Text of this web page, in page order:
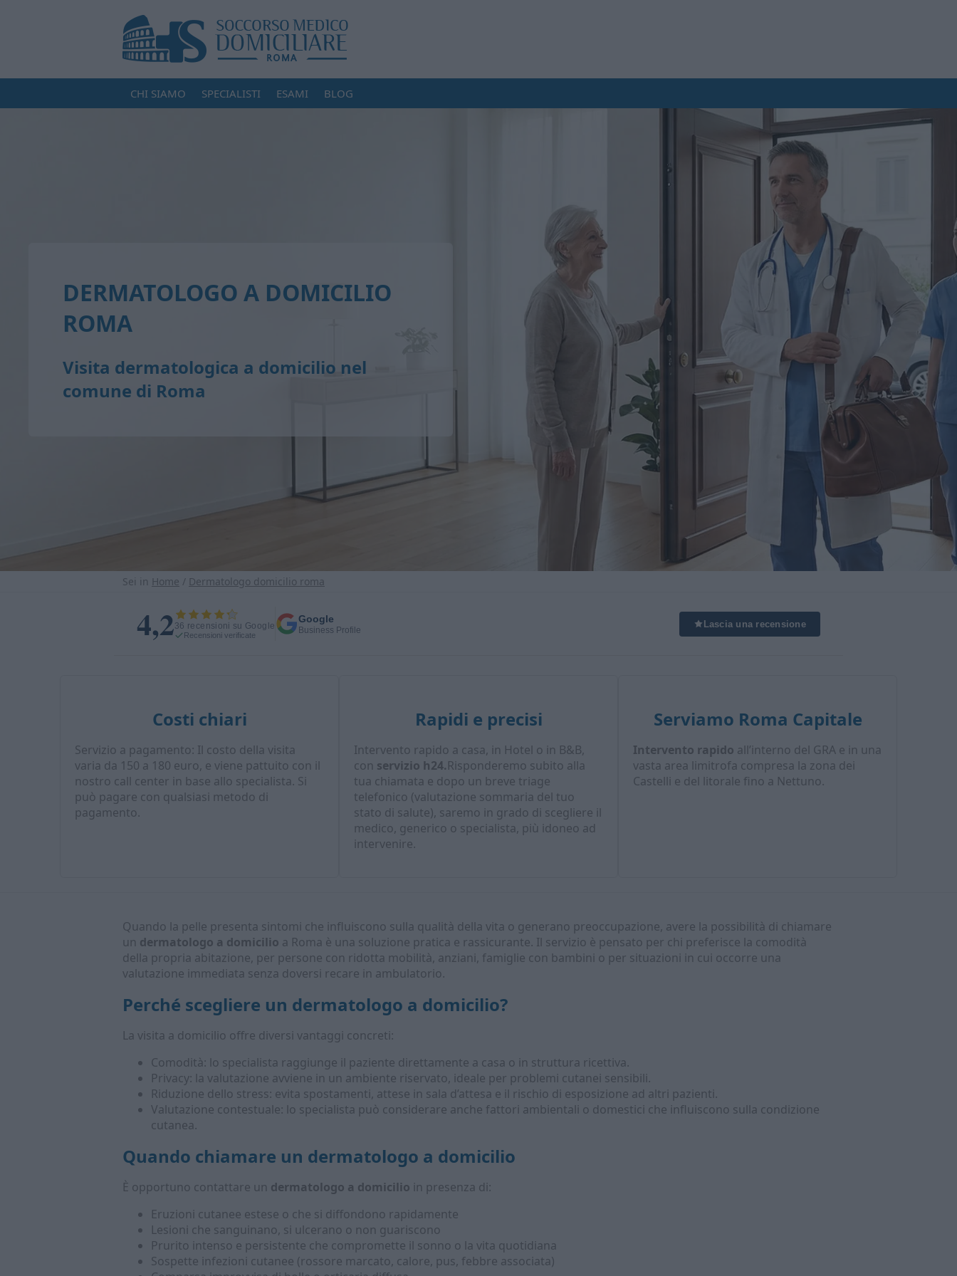
CHI SIAMO SPECIALISTI ESAMI BLOG
DERMATOLOGO A DOMICILIO
ROMA
Visita dermatologica a domicilio nel
comune di Roma
Sei in Home / Dermatologo domicilio roma
4,236 recensioni su Google
Recensioni verificate
Google
Business Profile
Lascia una recensione
Costi chiari
Servizio a pagamento: Il costo della visita
varia da 150 a 180 euro, e viene pattuito con il
nostro call center in base allo specialista. Si
può pagare con qualsiasi metodo di
pagamento.
Rapidi e precisi
Intervento rapido a casa, in Hotel o in B&B,
con servizio h24.Risponderemo subito alla
tua chiamata e dopo un breve triage
telefonico (valutazione sommaria del tuo
stato di salute), saremo in grado di scegliere il
medico, generico o specialista, più idoneo ad
intervenire.
Serviamo Roma Capitale
Intervento rapido all’interno del GRA e in una
vasta area limitrofa compresa la zona dei
Castelli e del litorale fino a Nettuno.
Quando la pelle presenta sintomi che influiscono sulla qualità della vita o generano preoccupazione, avere la possibilità di chiamare
un dermatologo a domicilio a Roma è una soluzione pratica e rassicurante. Il servizio è pensato per chi preferisce la comodità
della propria abitazione, per persone con ridotta mobilità, anziani, famiglie con bambini o per situazioni in cui occorre una
valutazione immediata senza doversi recare in ambulatorio.
Perché scegliere un dermatologo a domicilio?
La visita a domicilio offre diversi vantaggi concreti:
Comodità: lo specialista raggiunge il paziente direttamente a casa o in struttura ricettiva.
Privacy: la valutazione avviene in un ambiente riservato, ideale per problemi cutanei sensibili.
Riduzione dello stress: evita spostamenti, attese in sala d’attesa e il rischio di esposizione ad altri pazienti.
Valutazione contestuale: lo specialista può considerare anche fattori ambientali o domestici che influiscono sulla condizione
cutanea.
Quando chiamare un dermatologo a domicilio
È opportuno contattare un dermatologo a domicilio in presenza di:
Eruzioni cutanee estese o che si diffondono rapidamente
Lesioni che sanguinano, si ulcerano o non guariscono
Prurito intenso e persistente che compromette il sonno o la vita quotidiana
Sospette infezioni cutanee (rossore marcato, calore, pus, febbre associata)